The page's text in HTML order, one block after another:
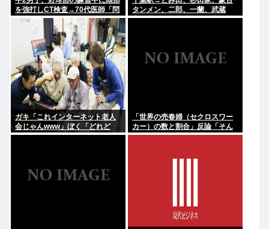
を強打しCT検査→70代医師「問
題ないです」→他人のCT画像で
中学生死亡
タンメン、二郎、一蘭、武蔵
家、雷、ラーショ、一風堂etc…
ガキ「これインターネット老人
会じゃんwww」ぼく「どれど
れ…」ガキ「ニコニコ！らきす
「世界の売春婦（セクロスワー
カー）の数と割合」反論「そん
なはずはない日本は上位なはず